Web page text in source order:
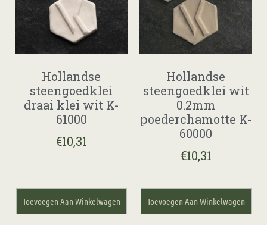
Hollandse
steengoedklei
draai klei wit K-
61000
€10,31
Toevoegen Aan Winkelwagen
Hollandse
steengoedklei wit
0.2mm
poederchamotte K-
60000
€10,31
Toevoegen Aan Winkelwagen